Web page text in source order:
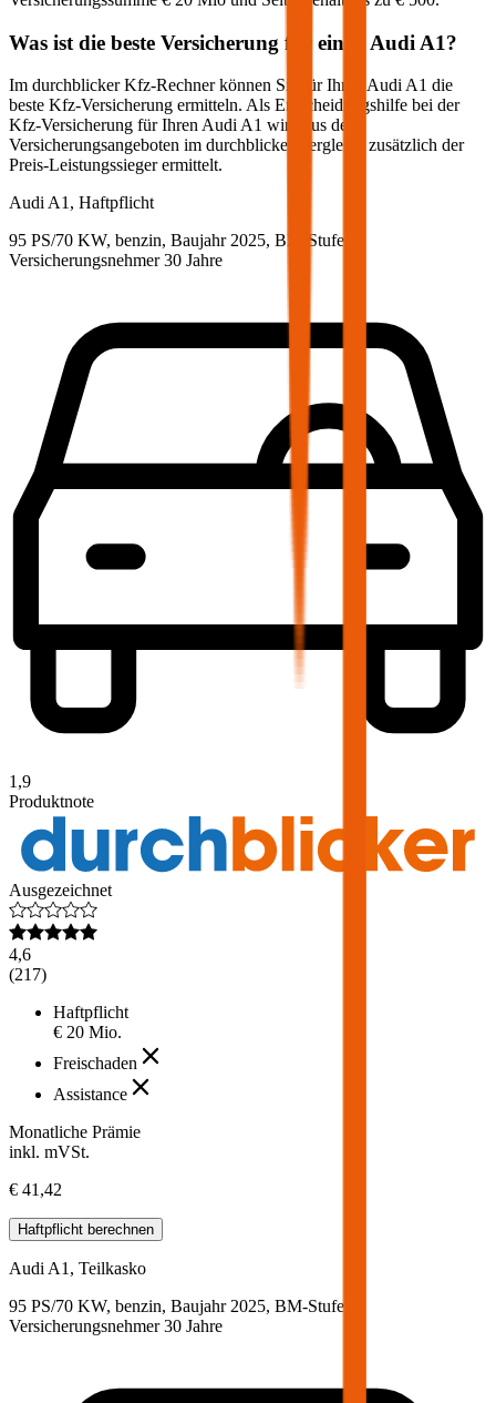
Was ist die beste Versicherung für einen Audi A1?
Im durchblicker Kfz-Rechner können Sie für Ihren Audi A1 die
beste Kfz-Versicherung ermitteln. Als Entscheidungshilfe bei der
Kfz-Versicherung für Ihren Audi A1 wird aus den
Versicherungsangeboten im durchblicker Vergleich zusätzlich der
Preis-Leistungssieger ermittelt.
Audi A1, Haftpflicht
95 PS/70 KW, benzin, Baujahr 2025, BM-Stufe
Versicherungsnehmer 30 Jahre
1,9
Produktnote
Ausgezeichnet
4,6
(217)
Haftpflicht
€ 20 Mio.
Freischaden
Assistance
Monatliche Prämie
inkl. mVSt.
€ 41,42
Haftpflicht berechnen
AudiA1, Teilkasko
95 PS/70 KW, benzin, Baujahr 2025, BM-Stufe
Versicherungsnehmer 30 Jahre